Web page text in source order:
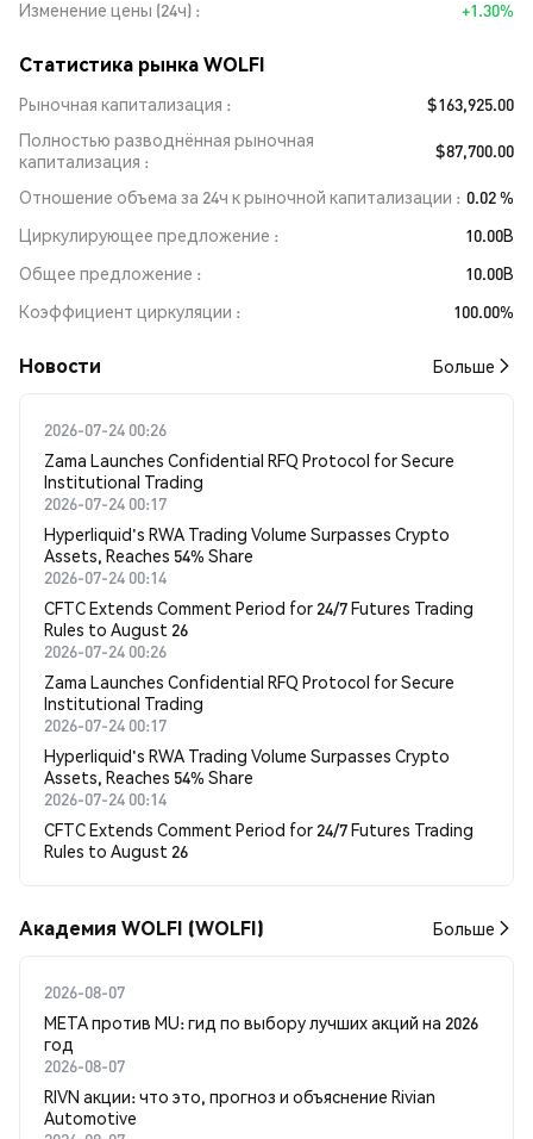
Изменение цены (24ч)
+1.30%
Статистика рынка WOLFI
Рыночная капитализация
$163,925.00
Полностью разводнённая рыночная
капитализация
$87,700.00
Отношение объема за 24ч к рыночной капитализации
0.02 %
Циркулирующее предложение
10.00B
Общее предложение
10.00B
Коэффициент циркуляции
100.00%
Новости Больше
2026-07-24 00:26
Zama Launches Confidential RFQ Protocol for Secure
Institutional Trading
2026-07-24 00:17
Hyperliquid's RWA Trading Volume Surpasses Crypto
Assets, Reaches 54% Share
2026-07-24 00:14
CFTC Extends Comment Period for 24/7 Futures Trading
Rules to August 26
2026-07-24 00:26
Zama Launches Confidential RFQ Protocol for Secure
Institutional Trading
2026-07-24 00:17
Hyperliquid's RWA Trading Volume Surpasses Crypto
Assets, Reaches 54% Share
2026-07-24 00:14
CFTC Extends Comment Period for 24/7 Futures Trading
Rules to August 26
Академия WOLFI (WOLFI) Больше
2026-08-07
META против MU: гид по выбору лучших акций на 2026
год
2026-08-07
RIVN акции: что это, прогноз и объяснение Rivian
Automotive